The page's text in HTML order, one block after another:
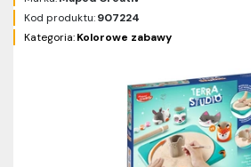
Kod produktu:907224
Kategoria:Kolorowe zabawy